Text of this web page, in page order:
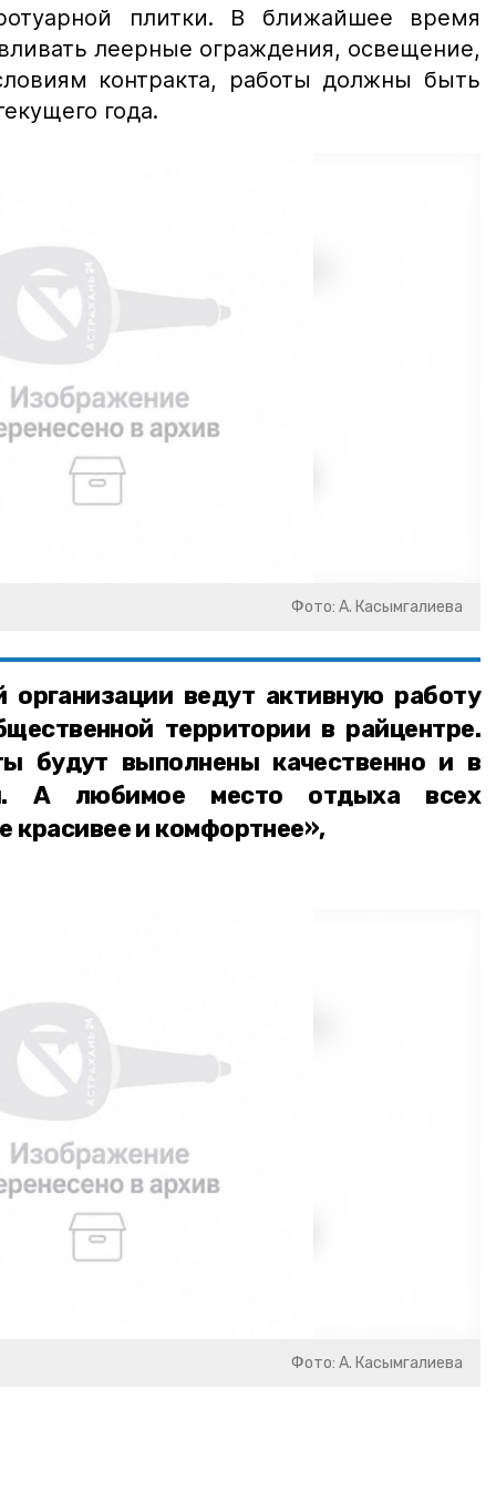
плитки. В ближайшее время
леерные ограждения, освещение,
контракта, работы должны быть
года.
Фото: А. Касымгалиева
организации ведут активную работу
территории в райцентре.
будут выполнены качественно и в
А любимое место отдыха всех
красивее и комфортнее»,
Фото: А. Касымгалиева